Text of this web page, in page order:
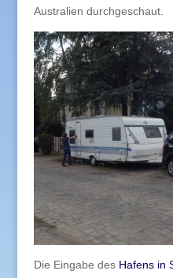
Australien durchgeschaut.
Die Eingabe des Hafens in